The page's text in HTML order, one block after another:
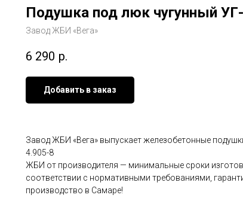
Подушка под люк чугунный
Завод ЖБИ «Вега»
6 290 р.
Добавить в заказ
Завод ЖБИ «Вега» выпускает железобетонные
4.905-8
ЖБИ от производителя — минимальные сроки
соответствии с нормативными требованиями,
производство в Самаре!